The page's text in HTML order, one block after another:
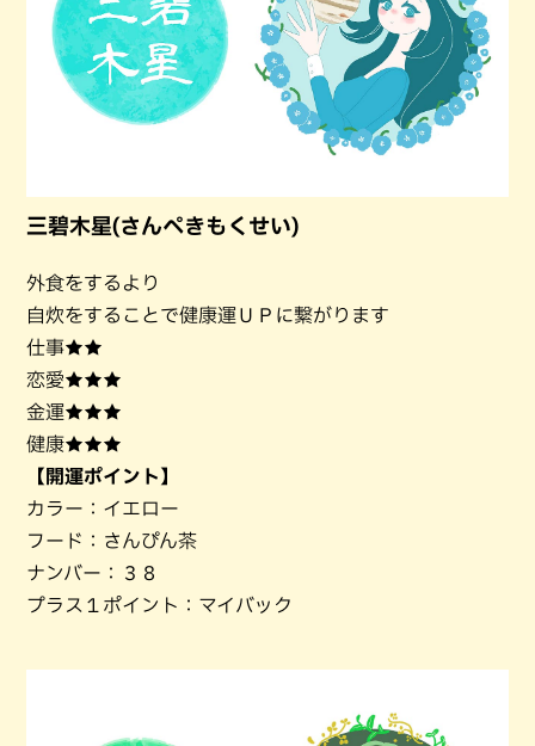
三碧木星(さんぺきもくせい)
外食をするより
自炊をすることで健康運ＵＰに繋がります
仕事★★
恋愛★★★
金運★★★
健康★★★
【開運ポイント】
カラー：イエロー
フード：さんぴん茶
ナンバー：３８
プラス１ポイント：マイバック